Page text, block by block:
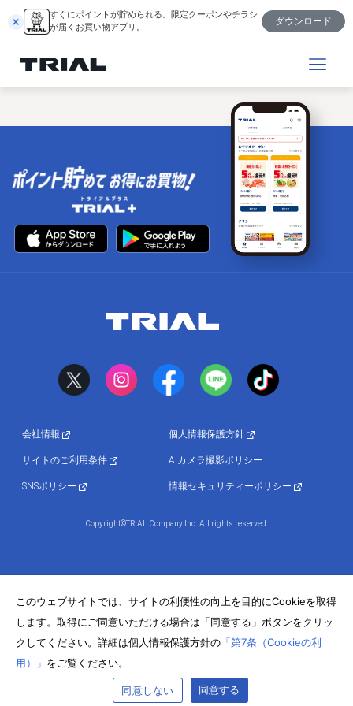
を
キ
すぐにポイントが貯められる。限定クーポンやチラシ
が届くお買い物アプリ。
ダウンロード
会社情報 個人情報保護方針
サイトのご利用条件 AIカメラ撮影ポリシー
SNSポリシー 情報セキュリティーポリシー
Copyright©TRIAL Company Inc. All rights reserved.
このウェブサイトでは、サイトの利便性の向上を目的にCookieを取得
します。取得にご同意いただける場合は「同意する」ボタンをクリッ
クしてください。詳細は個人情報保護方針の 「第7条（Cookieの利
用）」 をご覧ください。
同意する
同意しない